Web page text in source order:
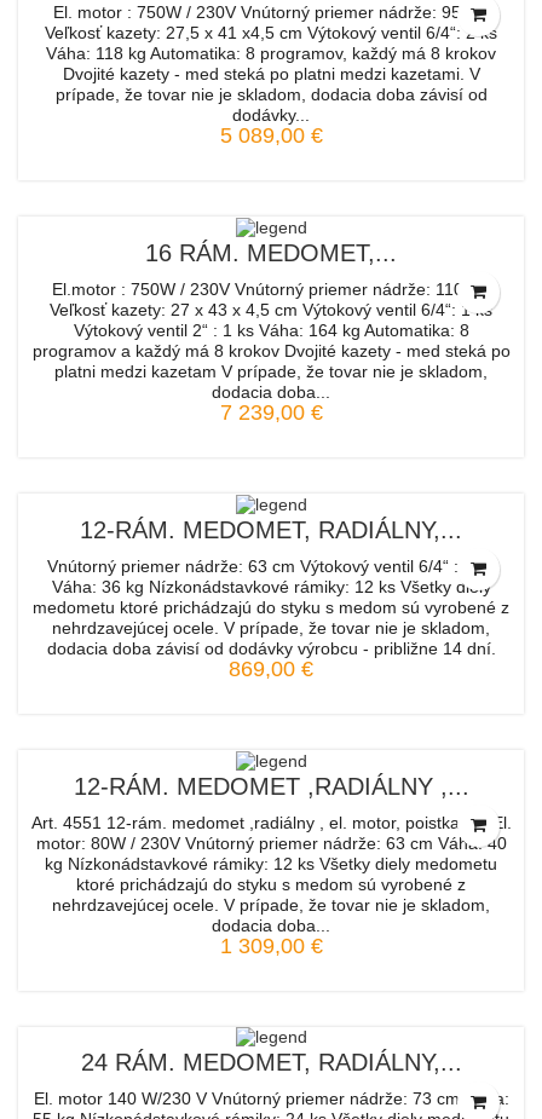
El. motor : 750W / 230V Vnútorný priemer nádrže: 95 cm
Veľkosť kazety: 27,5 x 41 x4,5 cm Výtokový ventil 6/4“: 2 ks
Váha: 118 kg Automatika: 8 programov, každý má 8 krokov
Dvojité kazety - med steká po platni medzi kazetami. V
prípade, že tovar nie je skladom, dodacia doba závisí od
dodávky...
5 089,00 €
16 RÁM. MEDOMET,...
El.motor : 750W / 230V Vnútorný priemer nádrže: 110 cm
Veľkosť kazety: 27 x 43 x 4,5 cm Výtokový ventil 6/4“: 1 ks
Výtokový ventil 2“ : 1 ks Váha: 164 kg Automatika: 8
programov a každý má 8 krokov Dvojité kazety - med steká po
platni medzi kazetam V prípade, že tovar nie je skladom,
dodacia doba...
7 239,00 €
12-RÁM. MEDOMET, RADIÁLNY,...
Vnútorný priemer nádrže: 63 cm Výtokový ventil 6/4“ : 1 ks
Váha: 36 kg Nízkonádstavkové rámiky: 12 ks Všetky diely
medometu ktoré prichádzajú do styku s medom sú vyrobené z
nehrdzavejúcej ocele. V prípade, že tovar nie je skladom,
dodacia doba závisí od dodávky výrobcu - približne 14 dní.
869,00 €
12-RÁM. MEDOMET ,RADIÁLNY ,...
Art. 4551 12-rám. medomet ,radiálny , el. motor, poistka CE El.
motor: 80W / 230V Vnútorný priemer nádrže: 63 cm Váha: 40
kg Nízkonádstavkové rámiky: 12 ks Všetky diely medometu
ktoré prichádzajú do styku s medom sú vyrobené z
nehrdzavejúcej ocele. V prípade, že tovar nie je skladom,
dodacia doba...
1 309,00 €
24 RÁM. MEDOMET, RADIÁLNY,...
El. motor 140 W/230 V Vnútorný priemer nádrže: 73 cm Váha: